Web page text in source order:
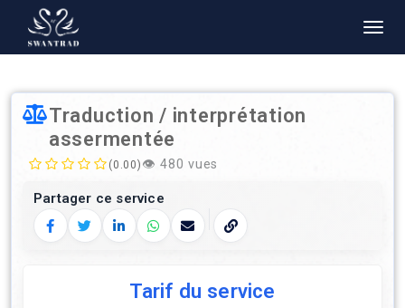
Traduction / interprétation
assermentée
(0.00) 👁️ 480 vues
Partager ce service
Facebook
TwitterLinkedInWhatsApp
E‑mailCopier le lien
Tarif du service